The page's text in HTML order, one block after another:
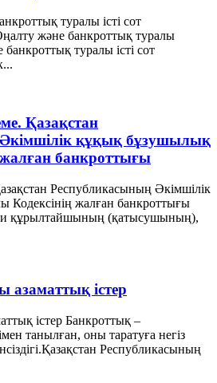
туралы істi сот
және банкроттық туралы
туралы iсті сот
Қазақстан
құқық бұзушылық
жалған банкроттығы
Республикасының Әкімшілік
Кодексінің жалған банкроттығы
құрылтайшының (қатысушының),
азаматтық істер
істер Банкроттық –
танылған, оны таратуға негiз
Республикасының